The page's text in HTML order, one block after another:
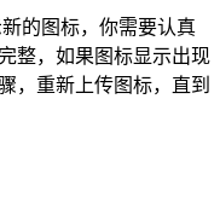
的图标，你需要认真
整，如果图标显示出现
，重新上传图标，直到